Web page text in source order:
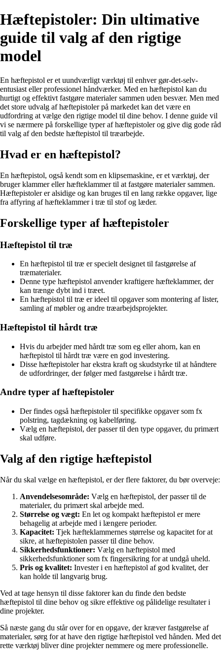
Hæftepistoler: Din ultimative
guide til valg af den rigtige
model
En hæftepistol er et uundværligt værktøj til enhver gør-det-selv-
entusiast eller professionel håndværker. Med en hæftepistol kan du
hurtigt og effektivt fastgøre materialer sammen uden besvær. Men med
det store udvalg af hæftepistoler på markedet kan det være en
udfordring at vælge den rigtige model til dine behov. I denne guide vil
vi se nærmere på forskellige typer af hæftepistoler og give dig gode råd
til valg af den bedste hæftepistol til træarbejde.
Hvad er en hæftepistol?
En hæftepistol, også kendt som en klipsemaskine, er et værktøj, der
bruger klammer eller hæfteklammer til at fastgøre materialer sammen.
Hæftepistoler er alsidige og kan bruges til en lang række opgaver, lige
fra affyring af hæfteklammer i træ til stof og læder.
Forskellige typer af hæftepistoler
Hæftepistol til træ
En hæftepistol til træ er specielt designet til fastgørelse af
træmaterialer.
Denne type hæftepistol anvender kraftigere hæfteklammer, der
kan trænge dybt ind i træet.
En hæftepistol til træ er ideel til opgaver som montering af lister,
samling af møbler og andre træarbejdsprojekter.
Hæftepistol til hårdt træ
Hvis du arbejder med hårdt træ som eg eller ahorn, kan en
hæftepistol til hårdt træ være en god investering.
Disse hæftepistoler har ekstra kraft og skudstyrke til at håndtere
de udfordringer, der følger med fastgørelse i hårdt træ.
Andre typer af hæftepistoler
Der findes også hæftepistoler til specifikke opgaver som fx
polstring, tagdækning og kabelføring.
Vælg en hæftepistol, der passer til den type opgaver, du primært
skal udføre.
Valg af den rigtige hæftepistol
Når du skal vælge en hæftepistol, er der flere faktorer, du bør overveje:
Anvendelsesområde: Vælg en hæftepistol, der passer til de
materialer, du primært skal arbejde med.
Størrelse og vægt: En let og kompakt hæftepistol er mere
behagelig at arbejde med i længere perioder.
Kapacitet: Tjek hæfteklammernes størrelse og kapacitet for at
sikre, at hæftepistolen passer til dine behov.
Sikkerhedsfunktioner: Vælg en hæftepistol med
sikkerhedsfunktioner som fx fingersikring for at undgå uheld.
Pris og kvalitet: Invester i en hæftepistol af god kvalitet, der
kan holde til langvarig brug.
Ved at tage hensyn til disse faktorer kan du finde den bedste
hæftepistol til dine behov og sikre effektive og pålidelige resultater i
dine projekter.
Så næste gang du står over for en opgave, der kræver fastgørelse af
materialer, sørg for at have den rigtige hæftepistol ved hånden. Med det
rette værktøj bliver dine projekter nemmere og mere professionelle.